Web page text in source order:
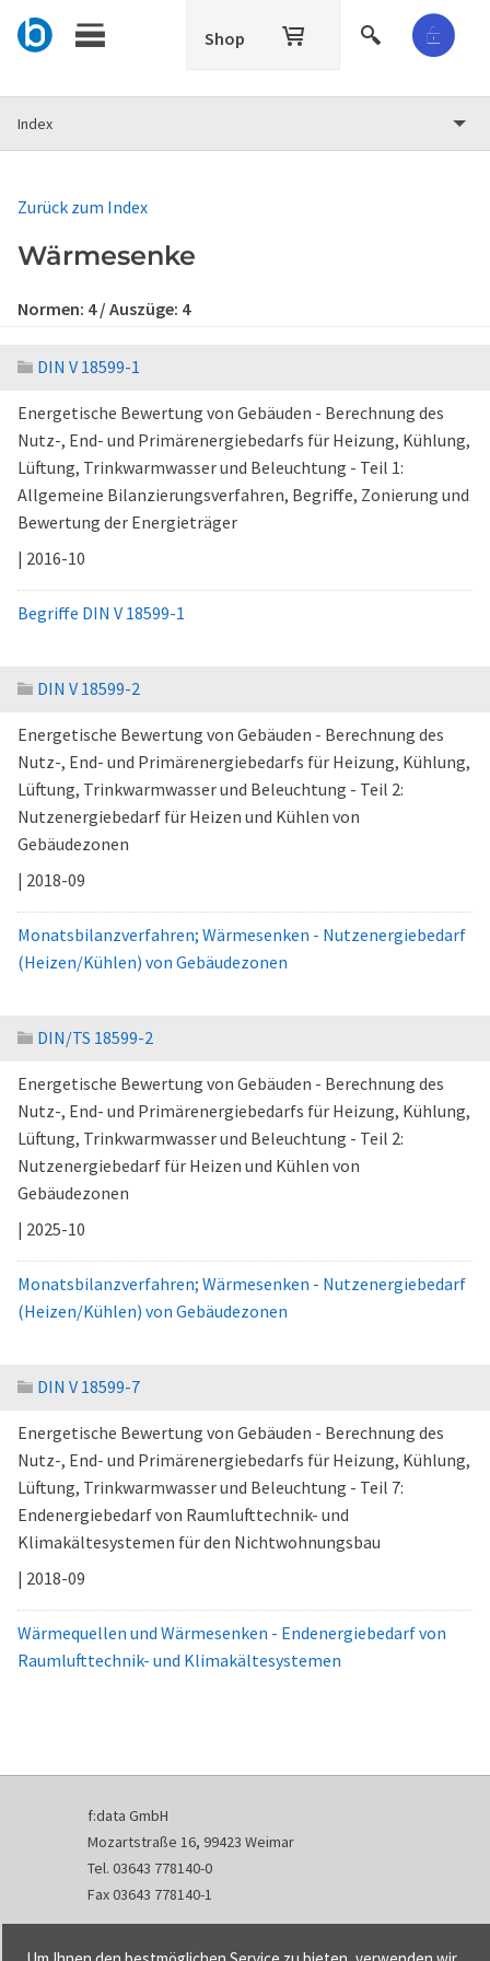
Shop
Index
Zurück zum Index
Wärmesenke
Normen: 4/ Auszüge: 4
DIN V 18599-1
Energetische Bewertung von Gebäuden - Berechnung des
Nutz-, End- und Primärenergiebedarfs für Heizung, Kühlung,
Lüftung, Trinkwarmwasser und Beleuchtung - Teil 1:
Allgemeine Bilanzierungsverfahren, Begriffe, Zonierung und
Bewertung der Energieträger
| 2016-10
Begriffe DIN V 18599-1
DIN V 18599-2
Energetische Bewertung von Gebäuden - Berechnung des
Nutz-, End- und Primärenergiebedarfs für Heizung, Kühlung,
Lüftung, Trinkwarmwasser und Beleuchtung - Teil 2:
Nutzenergiebedarf für Heizen und Kühlen von
Gebäudezonen
| 2018-09
Monatsbilanzverfahren; Wärmesenken - Nutzenergiebedarf
(Heizen/Kühlen) von Gebäudezonen
DIN/TS 18599-2
Energetische Bewertung von Gebäuden - Berechnung des
Nutz-, End- und Primärenergiebedarfs für Heizung, Kühlung,
Lüftung, Trinkwarmwasser und Beleuchtung - Teil 2:
Nutzenergiebedarf für Heizen und Kühlen von
Gebäudezonen
| 2025-10
Monatsbilanzverfahren; Wärmesenken - Nutzenergiebedarf
(Heizen/Kühlen) von Gebäudezonen
DIN V 18599-7
Energetische Bewertung von Gebäuden - Berechnung des
Nutz-, End- und Primärenergiebedarfs für Heizung, Kühlung,
Lüftung, Trinkwarmwasser und Beleuchtung - Teil 7:
Endenergiebedarf von Raumlufttechnik- und
Klimakältesystemen für den Nichtwohnungsbau
| 2018-09
Wärmequellen und Wärmesenken - Endenergiebedarf von
Raumlufttechnik- und Klimakältesystemen
f:data GmbH
Mozartstraße 16, 99423 Weimar
Tel. 03643 778140-0
Fax 03643 778140-1
info@fdata.de